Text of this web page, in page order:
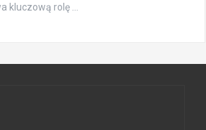
kluczową rolę …